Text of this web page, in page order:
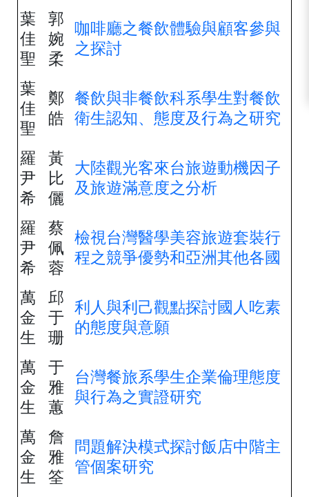
葉
佳
聖
郭
婉
柔
咖啡廳之餐飲體驗與顧客參與
之探討
葉
佳
聖
鄭
皓
餐飲與非餐飲科系學生對餐飲
衛生認知、態度及行為之研究
羅
尹
希
黃
比
儷
大陸觀光客來台旅遊動機因子
及旅遊滿意度之分析
羅
尹
希
蔡
佩
蓉
檢視台灣醫學美容旅遊套裝行
程之競爭優勢和亞洲其他各國
萬
金
生
邱
于
珊
利人與利己觀點探討國人吃素
的態度與意願
萬
金
生
于
雅
蕙
台灣餐旅系學生企業倫理態度
與行為之實證研究
萬
金
生
詹
雅
筌
問題解決模式探討飯店中階主
管個案研究